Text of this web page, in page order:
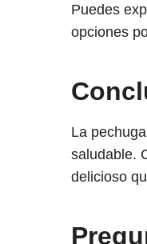
Puedes
opciones
La
saludable.
delicioso